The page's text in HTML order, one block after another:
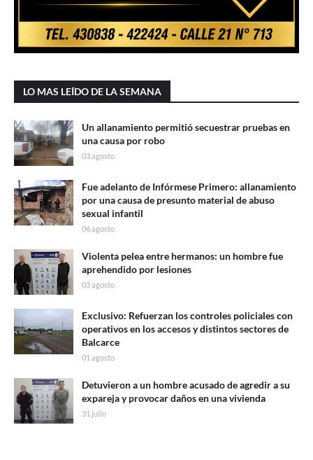
LO MAS LEÍDO DE LA SEMANA
Un allanamiento permitió secuestrar pruebas en
una causa por robo
03 agosto
Fue adelanto de Infórmese Primero: allanamiento
por una causa de presunto material de abuso
sexual infantil
06 agosto
Violenta pelea entre hermanos: un hombre fue
aprehendido por lesiones
03 agosto
Exclusivo: Refuerzan los controles policiales con
operativos en los accesos y distintos sectores de
Balcarce
01 agosto
Detuvieron a un hombre acusado de agredir a su
expareja y provocar daños en una vivienda
31 julio